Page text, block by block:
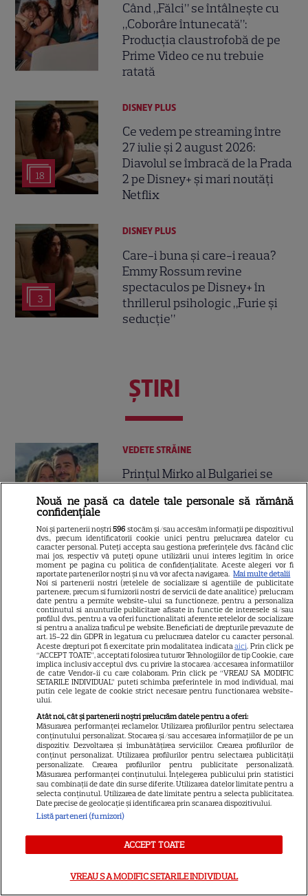
Când „Fălci” se întâlnește cu
„Coborâre întunecată”:
Producția claustrofobă de pe
Prime Video ce nu trebuie
ratată
18
DISNEY PLUS
Ce vedem pe streaming între
27 iulie și 2 august 2026:
Diavolul se îmbracă de la Prada
2 pe Disney+ și mari noutăți
Netflix
3
DISNEY PLUS
Care-i buna și care-i reaua?
Emmy Rossum revine
spectaculos pe Disney+ în
thrillerul psihologic „Furie și
seducție”
ŞTIRI
7
VEDETE STRĂINE
Prințul Mirko al Bulgariei se
Povestea de dragoste începută
4
TELEVIZIUNE
Trei cupluri revin la „Insula
Iubirii – Reuniuni”. Ce se
întâmplă când se întâlnesc din
nou cu Radu Vâlcan
Exclusiv
17
VEDETE ROMÂNEŞTI
promisiunea. Povestea
numelui Nina și tradiția pe
care a respectat-o pentru
toate cele cinci fiice. EXCLUSIV
VEDETE ROMÂNEŞTI
pentru a cincea oară. Prima
imagine cu fiica ei, Nina, și
povestea numelui ales. „Nu mă
Nouă ne pasă ca datele tale personale să rămână
confidențiale
Noi și partenerii noștri596 stocăm și/sau accesăm informații pe dispozitivul
dvs., precum identificatorii cookie unici pentru prelucrarea datelor cu
caracter personal. Puteți accepta sau gestiona preferințele dvs. făcând clic
mai jos, respectiv vă puteți opune utilizării unui interes legitim în orice
moment pe pagina cu politica de confidențialitate. Aceste alegeri vor fi
raportate partenerilor noștri și nu vă vor afecta navigarea. Mai multe detalii
Noi si partenerii nostri (retelele de socializare si agentiile de publicitate
partenere, precum si furnizorii nostri de servicii de date analitice) prelucram
date pentru a permite website-ului sa functioneze, pentru a personaliza
continutul si anunturile publicitare afisate in functie de interesele si/sau
profilul dvs., pentru a va oferi functionalitati aferente retelelor de socializare
si pentru a analiza traficul pe website. Beneficiati de drepturile prevazute de
art. 15-22 din GDPR in legatura cu prelucrarea datelor cu caracter personal.
Aceste drepturi pot fi exercitate prin modalitatea indicataaici. Prin click pe
“ACCEPT TOATE”, acceptati folosirea tuturor Tehnologiilor de tip Cookie, care
implica inclusiv acceptul dvs. cu privire la stocarea/accesarea informatiilor
de catre Vendor-ii cu care colaboram. Prin click pe “VREAU SA MODIFIC
SETARILE INDIVIDUAL” puteti schimba preferintele in mod individual, mai
putin cele legate de cookie strict necesare pentru functionarea website-
ului.
Atât noi, cât și partenerii noștri prelucrăm datele pentru a oferi:
Măsurarea performanței reclamelor. Utilizarea profilurilor pentru selectarea
conținutului personalizat. Stocarea și/sau accesarea informațiilor de pe un
dispozitiv. Dezvoltarea și îmbunătățirea serviciilor. Crearea profilurilor de
conținut personalizat. Utilizarea profilurilor pentru selectarea publicității
personalizate. Crearea profilurilor pentru publicitate personalizată.
Măsurarea performanței conținutului. Înțelegerea publicului prin statistici
sau combinații de date din surse diferite. Utilizarea datelor limitate pentru a
selecta conținutul. Utilizarea de date limitate pentru a selecta publicitatea.
Date precise de geolocație și identificarea prin scanarea dispozitivului.
Listă parteneri (furnizori)
ACCEPT TOATE
VREAU SA MODIFIC SETARILE INDIVIDUAL